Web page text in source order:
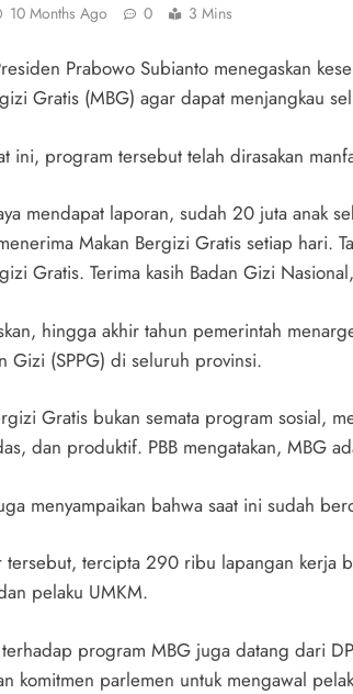
10 Months Ago 0 3 Mins
Prabowo Subianto menegaskan
Gratis (MBG) agar dapat menjangkau
ini, program tersebut telah dirasakan
mendapat laporan, sudah 20 juta anak
Makan Bergizi Gratis setiap hari.
Gratis. Terima kasih Badan Gizi
hingga akhir tahun pemerintah
Gizi (SPPG) di seluruh provinsi.
Gratis bukan semata program sosial,
dan produktif. PBB mengatakan, MBG
menyampaikan bahwa saat ini sudah
tercipta 290 ribu lapangan kerja
pelaku UMKM.
program MBG juga datang dari
komitmen parlemen untuk mengawal